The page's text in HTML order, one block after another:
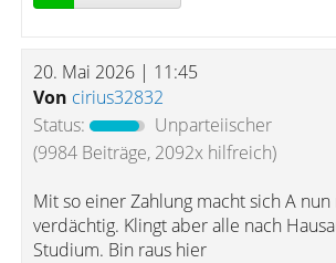
20. Mai 2026 | 11:45
Von cirius32832
Status:
Unparteiischer
(9984 Beiträge, 2092x hilfreich)
Mit so einer Zahlung macht sich A
verdächtig. Klingt aber alle nach
Studium. Bin raus hier